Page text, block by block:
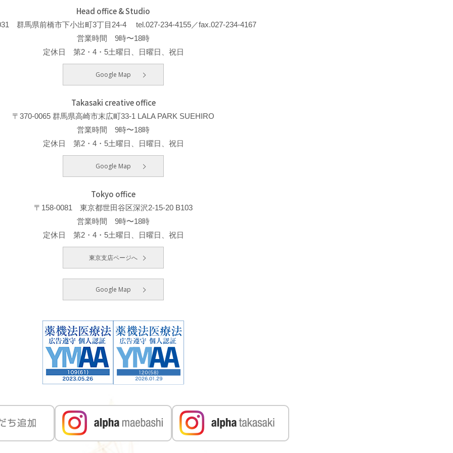
Head office & Studio
群馬県前橋市下小出町3丁目24-4
tel.027-234-4155／fax.027-234-4167
営業時間 9時〜18時
定休日 第2・4・5土曜日、日曜日、祝日
Google Map
Takasaki creative office
〒370-0065 群馬県高崎市末広町33-1 LALA PARK SUEHIRO
営業時間 9時〜18時
定休日 第2・4・5土曜日、日曜日、祝日
Google Map
Tokyo office
〒158-0081 東京都世田谷区深沢2-15-20 B103
営業時間 9時〜18時
定休日 第2・4・5土曜日、日曜日、祝日
東京支店ページへ
Google Map